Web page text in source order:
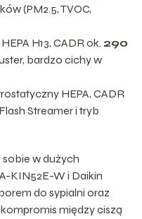
(PM2.5, TVOC,
H13, CADR ok. 290
bardzo cichy w
HEPA, CADR
Streamer i tryb
w dużych
KIN52E-W i Daikin
do sypialni oraz
między ciszą